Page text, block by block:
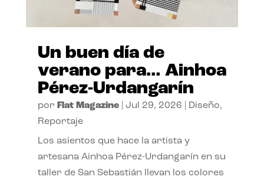
Un buen día de
verano para… Ainhoa
Pérez-Urdangarín
por Flat Magazine| Jul 29, 2026 Diseño,
Reportaje
Los asientos que hace la artista y
artesana Ainhoa Pérez-Urdangarín en su
taller de San Sebastián llevan los colores